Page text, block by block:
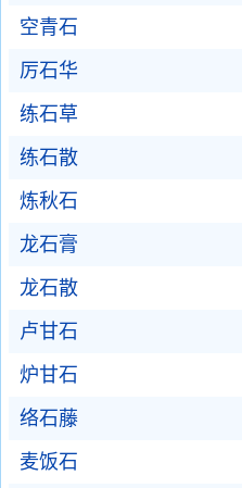
空青石
厉石华
练石草
练石散
炼秋石
龙石膏
龙石散
卢甘石
炉甘石
络石藤
麦饭石